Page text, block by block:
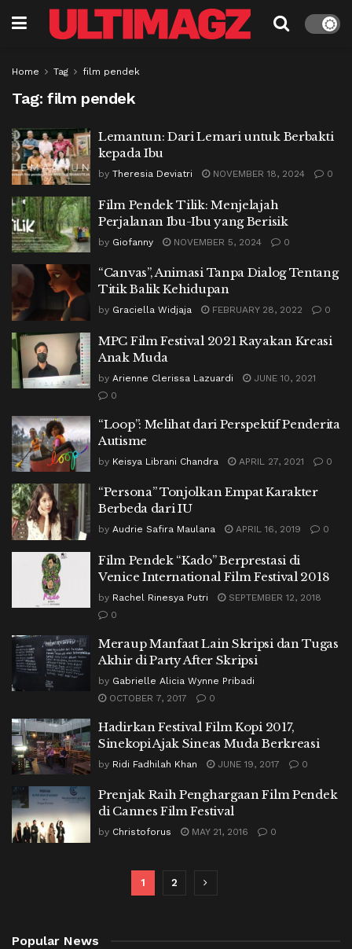
Home Tag film pendek
Tag: film pendek
Lemantun: Dari Lemari untuk Berbakti
kepada Ibu
by Theresia Deviatri NOVEMBER 18, 2024 0
Film Pendek Tilik: Menjelajah
Perjalanan Ibu-Ibu yang Berisik
by Giofanny NOVEMBER 5, 2024 0
“Canvas”, Animasi Tanpa Dialog Tentang
Titik Balik Kehidupan
by Graciella Widjaja FEBRUARY 28, 2022 0
MPC Film Festival 2021 Rayakan Kreasi
Anak Muda
by Arienne Clerissa Lazuardi
JUNE 10, 2021
0
“Loop”: Melihat dari Perspektif Penderita
Autisme
by Keisya Librani Chandra APRIL 27, 2021 0
“Persona” Tonjolkan Empat Karakter
Berbeda dari IU
by Audrie Safira Maulana APRIL 16, 2019 0
Film Pendek “Kado” Berprestasi di
Venice International Film Festival 2018
by Rachel Rinesya Putri
SEPTEMBER 12, 2018
0
Meraup Manfaat Lain Skripsi dan Tugas
Akhir di Party After Skripsi
by Gabrielle Alicia Wynne Pribadi
OCTOBER 7, 2017
0
Hadirkan Festival Film Kopi 2017,
Sinekopi Ajak Sineas Muda Berkreasi
by Ridi Fadhilah Khan JUNE 19, 2017 0
Prenjak Raih Penghargaan Film Pendek
di Cannes Film Festival
by Christoforus MAY 21, 2016 0
1 2
Popular News